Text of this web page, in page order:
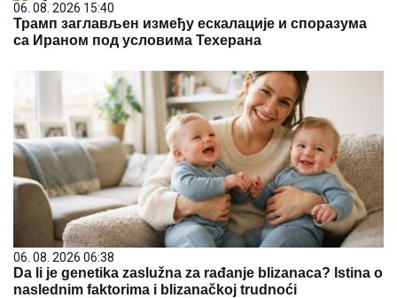
06. 08. 2026 15:40
Трамп заглављен између ескалације и споразума
са Ираном под условима Техерана
06. 08. 2026 06:38
Da li je genetika zaslužna za rađanje blizanaca? Istina o
naslednim faktorima i blizanačkoj trudnoći